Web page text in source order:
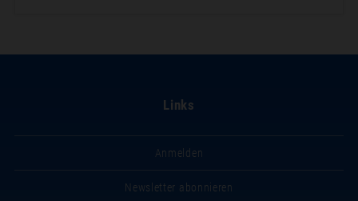
Links
Anmelden
Newsletter abonnieren